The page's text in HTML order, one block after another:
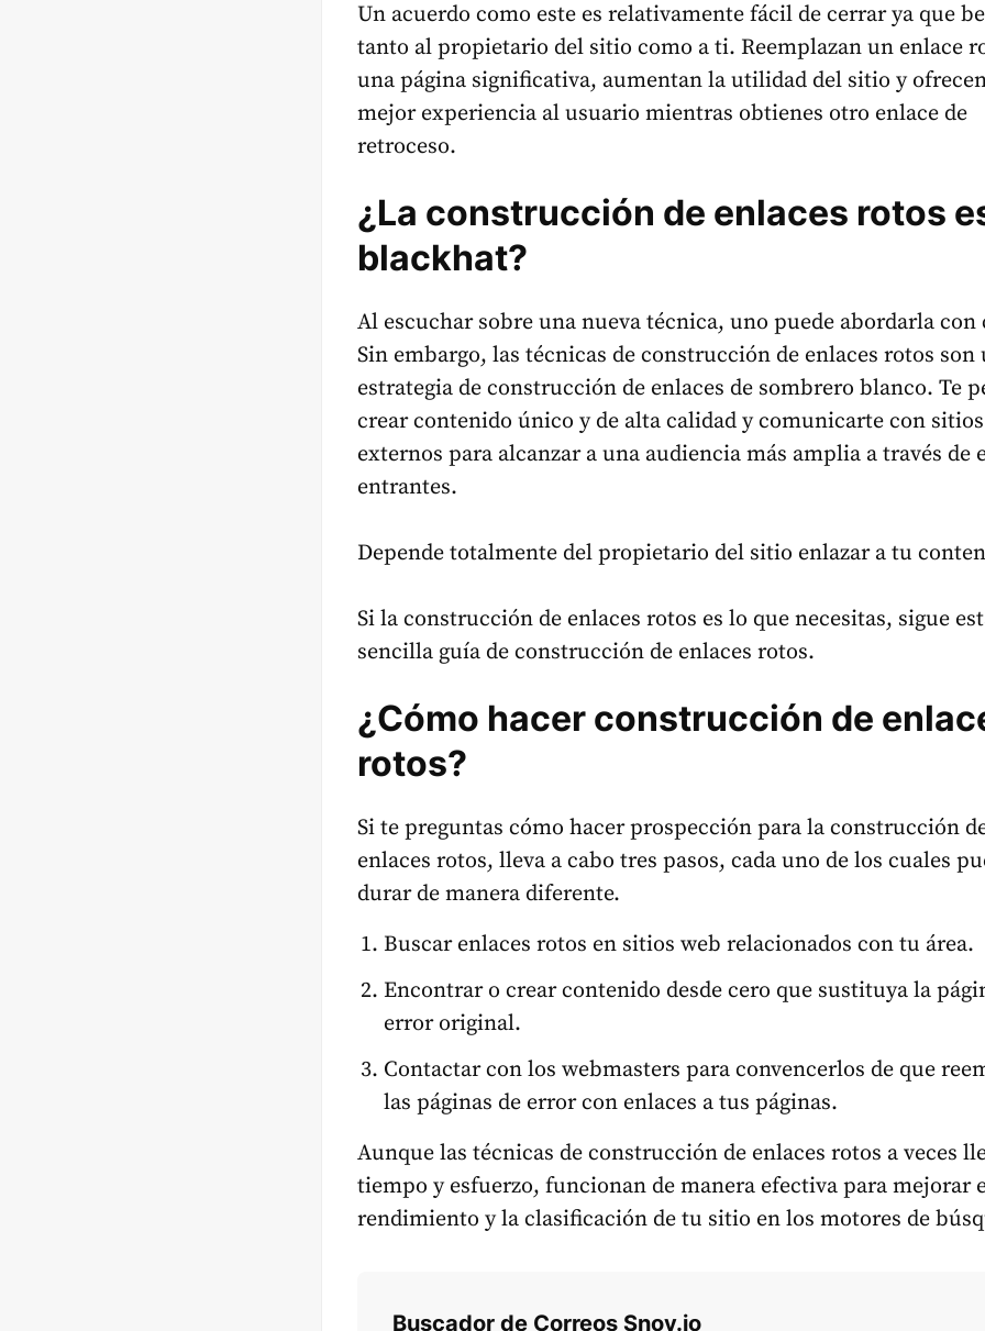
Un acuerdo como este es relativamente fácil de cerrar ya que
tanto al propietario del sitio como a ti. Reemplazan un enlace
una página significativa, aumentan la utilidad del sitio y
mejor experiencia al usuario mientras obtienes otro enlace de
retroceso.
¿La construcción de enlaces rotos
blackhat?
Al escuchar sobre una nueva técnica, uno puede abordarla con
Sin embargo, las técnicas de construcción de enlaces rotos son
estrategia de construcción de enlaces de sombrero blanco. Te
crear contenido único y de alta calidad y comunicarte con sitios
externos para alcanzar a una audiencia más amplia a través de
entrantes.
Depende totalmente del propietario del sitio enlazar a tu
Si la construcción de enlaces rotos es lo que necesitas, sigue
sencilla guía de construcción de enlaces rotos.
¿Cómo hacer construcción de
rotos?
Si te preguntas cómo hacer prospección para la construcción
enlaces rotos, lleva a cabo tres pasos, cada uno de los cuales
durar de manera diferente.
Buscar enlaces rotos en sitios web relacionados con tu área.
Encontrar o crear contenido desde cero que sustituya la
error original.
Contactar con los webmasters para convencerlos de que
las páginas de error con enlaces a tus páginas.
Aunque las técnicas de construcción de enlaces rotos a veces
tiempo y esfuerzo, funcionan de manera efectiva para mejorar
rendimiento y la clasificación de tu sitio en los motores de
Buscador de Correos Snov.io